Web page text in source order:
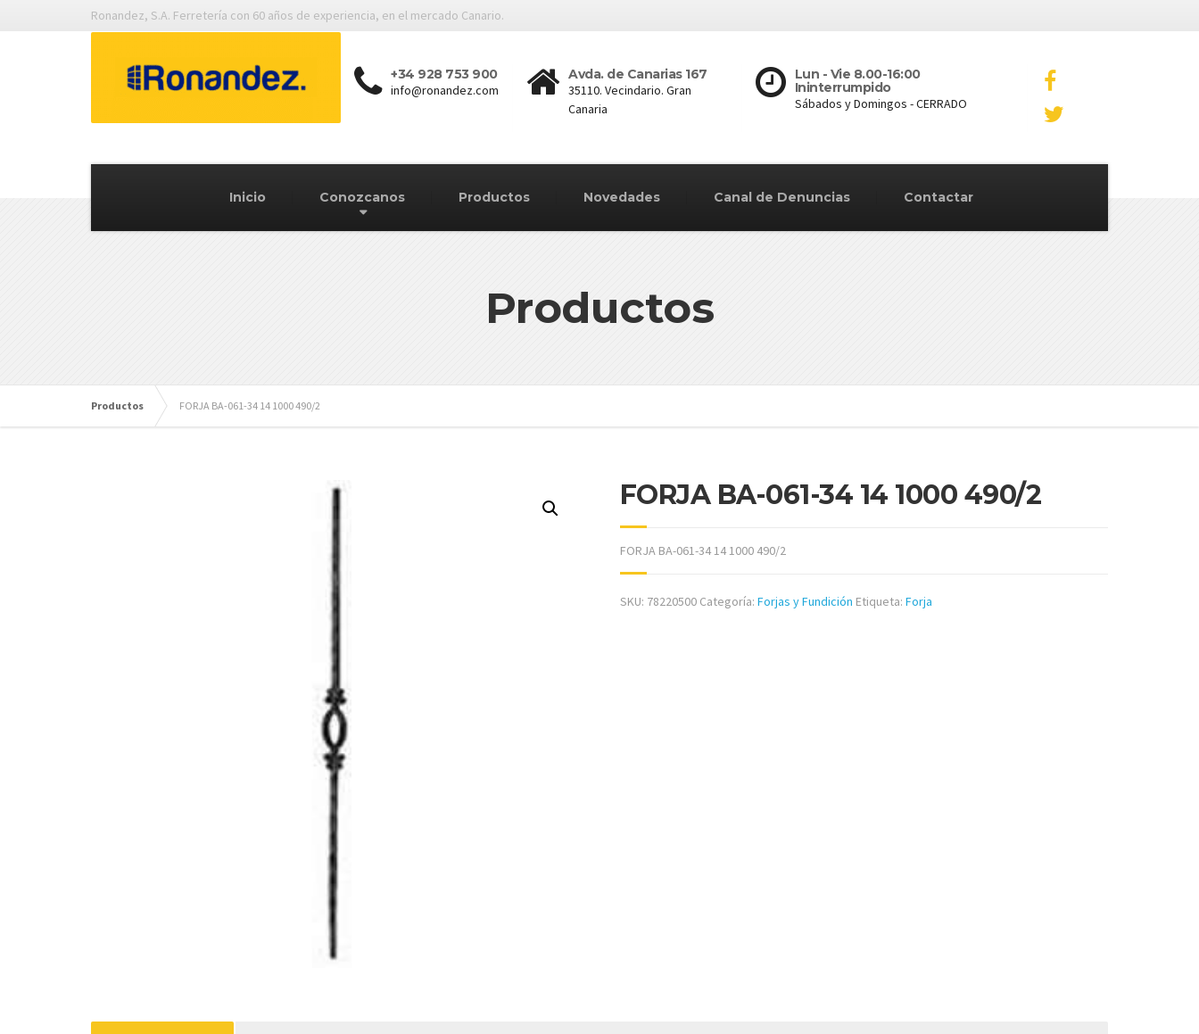
Ronandez, S.A. Ferretería con 60 años de experiencia, en el mercado Canario.
+34 928 753 900
info@ronandez.com
Avda. de Canarias 167
35110. Vecindario. Gran
Canaria
Lun - Vie 8.00-16:00
Ininterrumpido
Sábados y Domingos - CERRADO
Inicio Conozcanos Productos Novedades Canal de Denuncias Contactar
Productos
Productos FORJA BA-061-34 14 1000 490/2
FORJA BA-061-34 14 1000 490/2
FORJA BA-061-34 14 1000 490/2
SKU: 78220500 Categoría: Forjas y Fundición Etiqueta: Forja